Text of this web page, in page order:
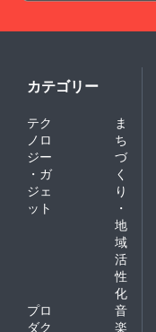
カテゴリー
テク
ノロ
ジー
・ガ
ジェ
ット
ま
ち
づ
く
り
・
地
域
活
性
化
プロ
ダク
音
楽